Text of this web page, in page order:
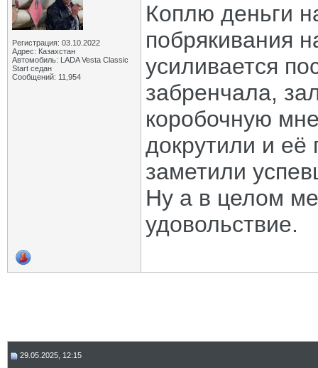
Регистрация: 03.10.2022
Адрес: Казахстан
Автомобиль: LADA Vesta Classic
Start седан
Сообщений: 11,954
Коплю деньги
побрякивания
усиливается
забренчала,
коробочную
докрутили и
заметили
Ну а в целом
удовольствие.
29.05.2025, 12:15